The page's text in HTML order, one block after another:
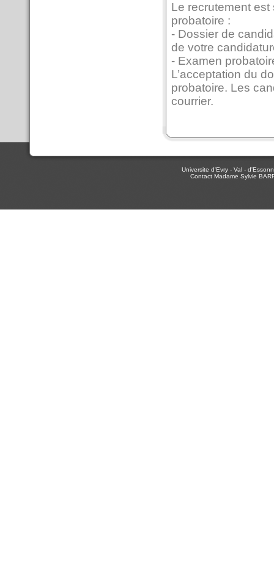
Le recrutement
probatoire :
- Dossier de
de votre
- Examen
L’acceptation du
probatoire. Les
courrier.
Universite d'Evry - Val -
Contact Madame Sylvie